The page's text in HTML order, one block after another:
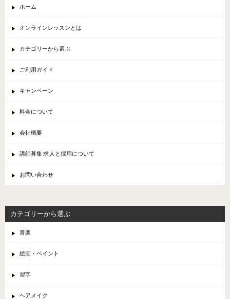
ホーム
オンラインレッスンとは
カテゴリーから選ぶ
ご利用ガイド
キャンペーン
料金について
会社概要
講師募集 求人と採用について
お問い合わせ
カテゴリーから選ぶ
音楽
絵画・ペイント
習字
ヘアメイク